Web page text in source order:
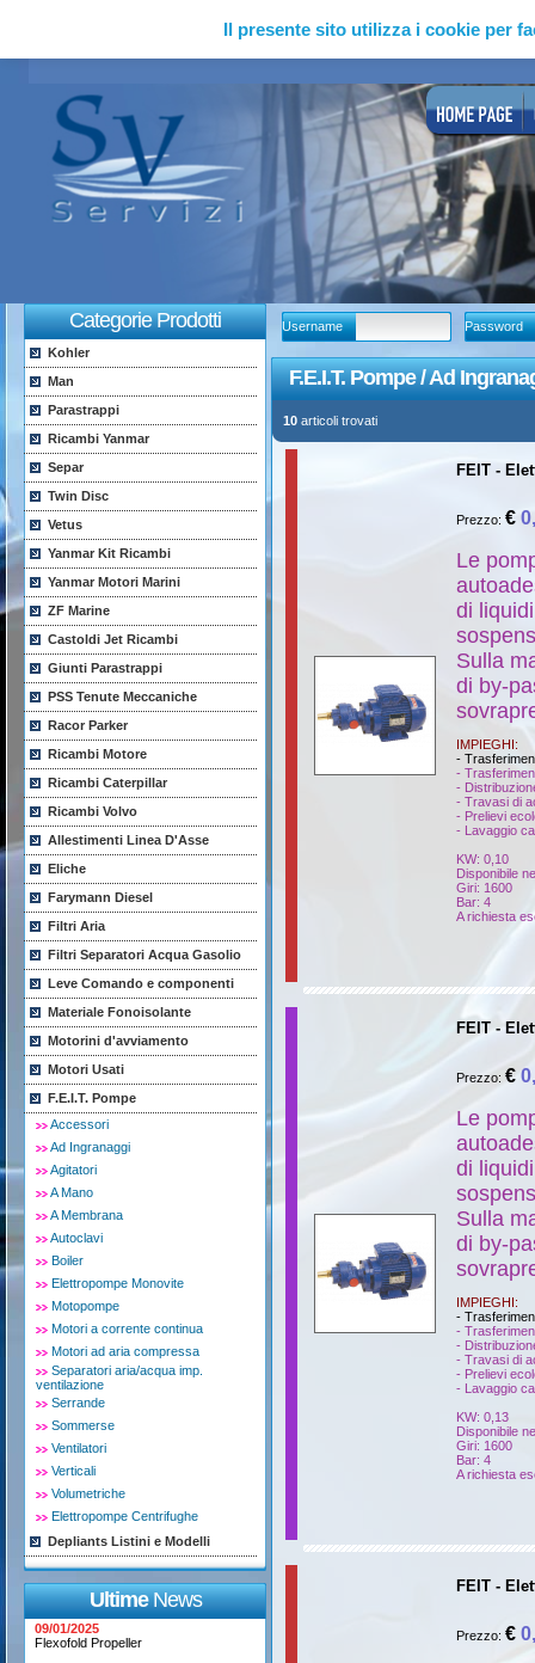
Il presente sito utilizza i cookie per
Categorie Prodotti
Kohler
Man
Parastrappi
Ricambi Yanmar
Separ
Twin Disc
Vetus
Yanmar Kit Ricambi
Yanmar Motori Marini
ZF Marine
Castoldi Jet Ricambi
Giunti Parastrappi
PSS Tenute Meccaniche
Racor Parker
Ricambi Motore
Ricambi Caterpillar
Ricambi Volvo
Allestimenti Linea D'Asse
Eliche
Farymann Diesel
Filtri Aria
Filtri Separatori Acqua Gasolio
Leve Comando e componenti
Materiale Fonoisolante
Motorini d'avviamento
Motori Usati
F.E.I.T. Pompe
Accessori
Ad Ingranaggi
Agitatori
A Mano
A Membrana
Autoclavi
Boiler
Elettropompe Monovite
Motopompe
Motori a corrente continua
Motori ad aria compressa
Separatori aria/acqua imp.
ventilazione
Serrande
Sommerse
Ventilatori
Verticali
Volumetriche
Elettropompe Centrifughe
Depliants Listini e Modelli
UltimeNews
09/01/2025
Flexofold Propeller
Username Password
F.E.I.T. Pompe / Ad
10 articoli trovati
FEIT -
Prezzo: €
Le
di
Sulla
di by-
IMPIEGHI:
-
-
-
- Travasi di
- Prelievi
- Lavaggio
KW: 0,10
Disponibile
Giri: 1600
Bar: 4
A richiesta
FEIT -
Prezzo: €
Le
di
Sulla
di by-
IMPIEGHI:
-
-
-
- Travasi di
- Prelievi
- Lavaggio
KW: 0,13
Disponibile
Giri: 1600
Bar: 4
A richiesta
FEIT -
Prezzo: €